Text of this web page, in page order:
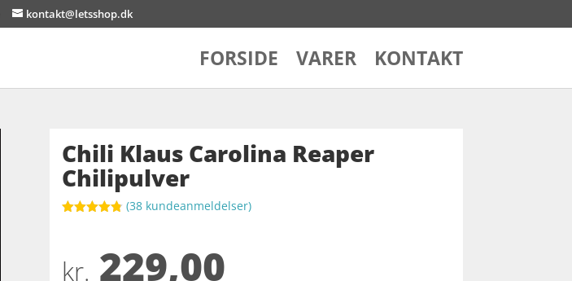
kontakt@letsshop.dk
FORSIDE VARER KONTAKT
Chili Klaus Carolina Reaper
Chilipulver
baseret på
kundebedøm
(38 kundeanmeldelser)
kr. 229,00